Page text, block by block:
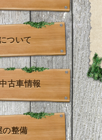
ついて
古車情報
の整備